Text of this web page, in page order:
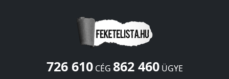
726 610CÉG 862 460ÜGYE